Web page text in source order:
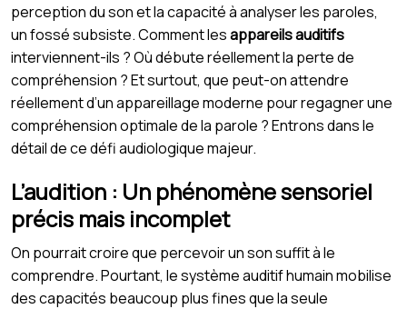
perception du son et la capacité à analyser les paroles,
un fossé subsiste. Comment lesappareils auditifs
interviennent-ils ? Où débute réellement la perte de
compréhension ? Et surtout, que peut-on attendre
réellement d’un appareillage moderne pour regagner une
compréhension optimale de la parole ? Entrons dans le
détail de ce défi audiologique majeur.
L’audition : Un phénomène sensoriel
précis mais incomplet
On pourrait croire que percevoir un son suffit à le
comprendre. Pourtant, le système auditif humain mobilise
des capacités beaucoup plus fines que la seule